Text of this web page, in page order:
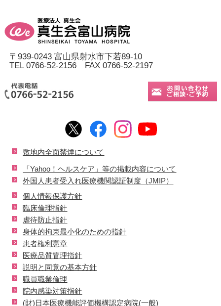
〒939-0243 富山県射水市下若89-10
TEL 0766-52-2156 FAX 0766-52-2197
敷地内全面禁煙について
「Yahoo！ヘルスケア」等の掲載内容について
外国人患者受入れ医療機関認証制度（JMIP）
個人情報保護方針
臨床倫理指針
虐待防止指針
身体的拘束最小化のための指針
患者権利憲章
医療品質管理指針
説明と同意の基本方針
職員職業倫理
院内感染対策指針
(財)日本医療機能評価機構認定病院(一般)